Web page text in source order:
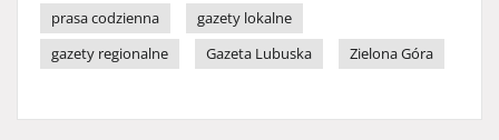
prasa codzienna
gazety lokalne
gazety regionalne
Gazeta Lubuska Zielona Góra